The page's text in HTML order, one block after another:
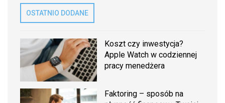
OSTATNIO DODANE
Koszt czy inwestycja?
Apple Watch w codziennej
pracy menedżera
Faktoring – sposób na